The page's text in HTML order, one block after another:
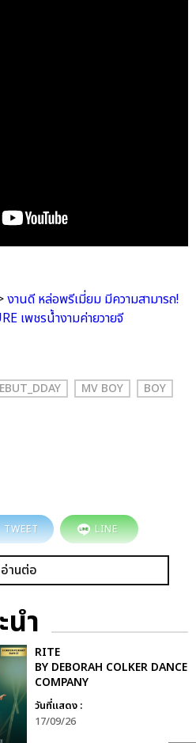
งานดี หล่อพรีเมี่ยม มีความสามารถ!
เพชรน้ำงามค่ายวายจี
MV BOY BOY
TWEET LINE
อ่านต่อ
นำ
RITE
BY DEBORAH COLKER DANCE
COMPANY
วันที่แสดง :
17/09/26